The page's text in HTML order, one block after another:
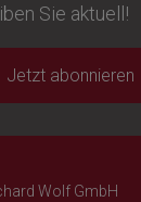
Sie aktuell!
Jetzt abonnieren
Wolf GmbH